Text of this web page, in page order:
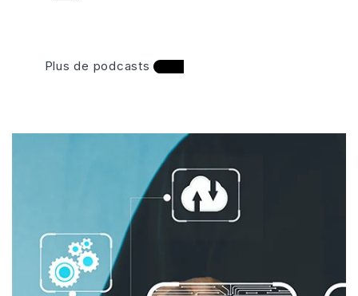
Plus de podcasts